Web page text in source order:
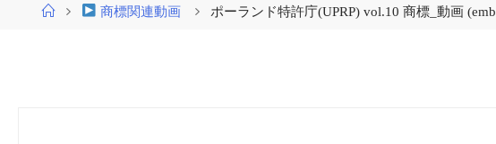
ホ
商標関連動画 ポーランド特許庁(UPRP) vol.10 商標_動画